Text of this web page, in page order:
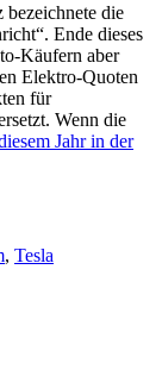
die
Ende dieses
Käufern aber
Elektro-Quoten
für
Wenn die
Jahr in der
, Tesla